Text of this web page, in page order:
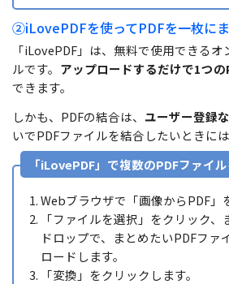
②iLovePDFを使ってPDFを一枚に
「iLovePDF」は、無料で使用できる
ルです。 アップロードするだけで1つの
できます。
しかも、PDFの結合は、 ユーザー登録
いでPDFファイルを結合したいときには
「iLovePDF」で複数のPDFファイ
Webブラウザで「画像からPDF」
「ファイルを選択」をクリック
ドロップで、まとめたいPDFファ
ロードします。
「変換」をクリックします。